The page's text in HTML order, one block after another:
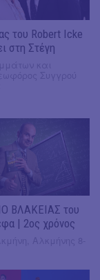
του Robert Icke
στη Στέγη
ΒΛΑΚΕΙΑΣ του
| 2ος χρόνος